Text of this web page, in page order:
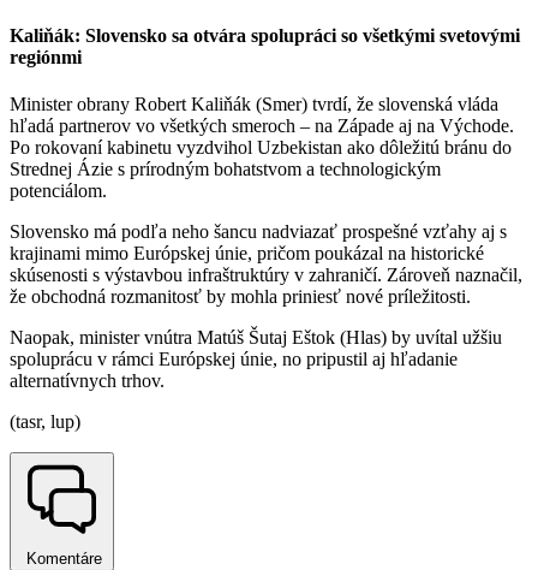
Kaliňák: Slovensko sa otvára spolupráci so všetkými svetovými
regiónmi
Minister obrany Robert Kaliňák (Smer) tvrdí, že slovenská vláda
hľadá partnerov vo všetkých smeroch – na Západe aj na Východe.
Po rokovaní kabinetu vyzdvihol Uzbekistan ako dôležitú bránu do
Strednej Ázie s prírodným bohatstvom a technologickým
potenciálom.
Slovensko má podľa neho šancu nadviazať prospešné vzťahy aj s
krajinami mimo Európskej únie, pričom poukázal na historické
skúsenosti s výstavbou infraštruktúry v zahraničí. Zároveň naznačil,
že obchodná rozmanitosť by mohla priniesť nové príležitosti.
Naopak, minister vnútra Matúš Šutaj Eštok (Hlas) by uvítal užšiu
spoluprácu v rámci Európskej únie, no pripustil aj hľadanie
alternatívnych trhov.
(tasr, lup)
Komentáre